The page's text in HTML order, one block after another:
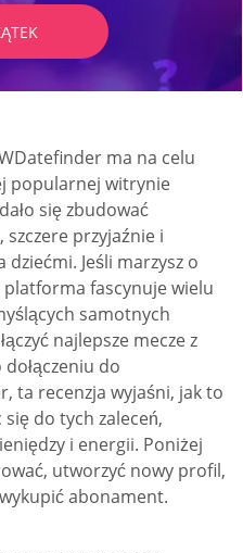
ma na celu
popularnej witrynie
się zbudować
szczere przyjaźnie i
Jeśli marzysz o
fascynuje wielu
samotnych
najlepsze mecze z
dołączeniu do
ta recenzja wyjaśni, jak to
do tych zaleceń,
i energii. Poniżej
utworzyć nowy profil,
abonament.